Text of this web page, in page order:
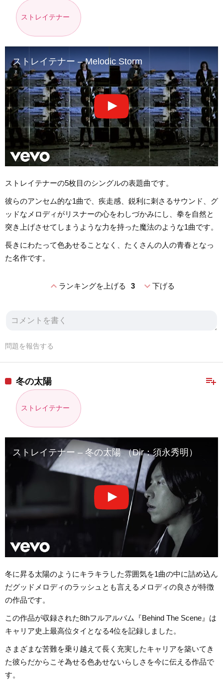
ストレイテナー
ストレイテナー – Melodic Storm
ストレイテナーの5枚目のシングルの表題曲です。
彼らのアンセム的な1曲で、疾走感、鋭利に刺さるサウンド、グ
ッドなメロディがリスナーの心をわしづかみにし、拳を自然と
突き上げさせてしまうような力を持った魔法のような1曲です。
長きにわたって色あせることなく、たくさんの人の青春となっ
た名作です。
expand_lessランキングを上げる 3 expand_more下げる
問題を報告する
playlist_add
冬の太陽
ストレイテナー
ストレイテナー – 冬の太陽 （Dir：須永秀明）
冬に昇る太陽のようにキラキラした雰囲気を1曲の中に詰め込ん
だグッドメロディのラッシュとも言えるメロディの良さが特徴
の作品です。
この作品が収録された8thフルアルバム『Behind The Scene』は
キャリア史上最高位タイとなる4位を記録しました。
さまざまな苦難を乗り越えて長く充実したキャリアを築いてき
た彼らだからこそ為せる色あせないらしさを今に伝える作品で
す。